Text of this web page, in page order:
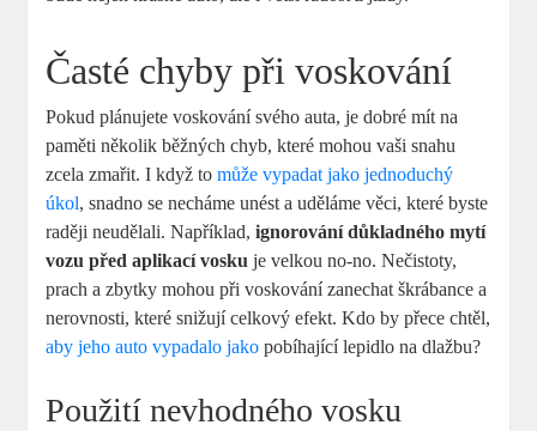
Časté chyby při voskování
Pokud plánujete voskování svého auta, je dobré mít na
paměti několik běžných chyb, které mohou vaši snahu
zcela zmařit. I když tomůže vypadat jako jednoduchý
úkol, snadno se necháme unést a uděláme věci, které byste
raději neudělali. Například,ignorování důkladného mytí
vozu před aplikací vosku je velkou no-no. Nečistoty,
prach a zbytky mohou při voskování zanechat škrábance a
nerovnosti, které snižují celkový efekt. Kdo by přece chtěl,
aby jeho auto vypadalo jako pobíhající lepidlo na dlažbu?
Použití nevhodného vosku